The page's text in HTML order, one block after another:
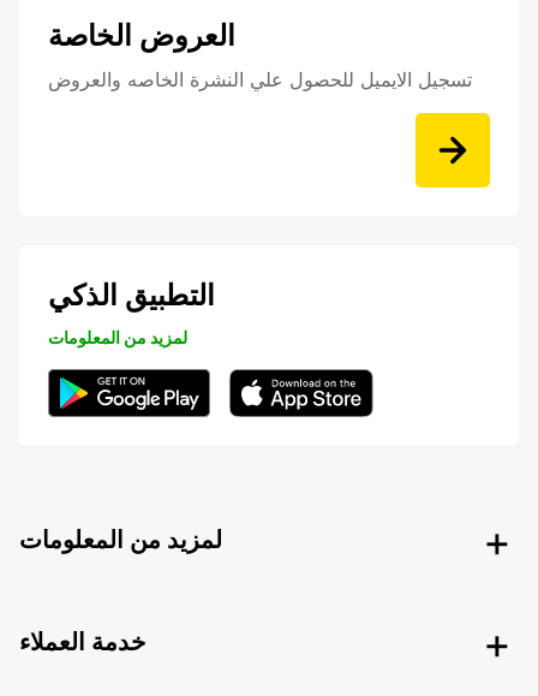
العروض الخاصة
تسجيل الايميل للحصول علي النشرة الخاصه والعروض
التطبيق الذكي
لمزيد من المعلومات
لمزيد من المعلومات
خدمة العملاء